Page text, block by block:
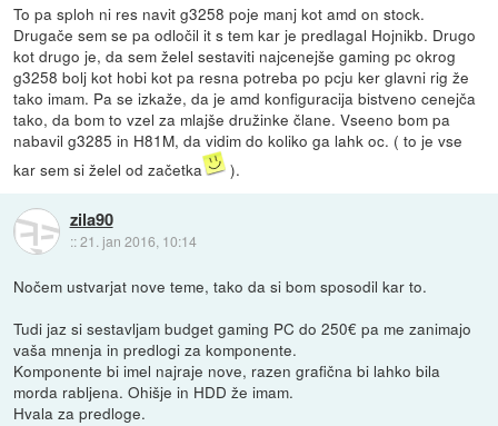
To pa sploh ni res navit g3258 poje manj kot amd on stock.
Drugače sem se pa odločil it s tem kar je predlagal Hojnikb. Drugo
kot drugo je, da sem želel sestaviti najcenejše gaming pc okrog
g3258 bolj kot hobi kot pa resna potreba po pcju ker glavni rig že
tako imam. Pa se izkaže, da je amd konfiguracija bistveno cenejča
tako, da bom to vzel za mlajše družinke člane. Vseeno bom pa
nabavil g3285 in H81M, da vidim do koliko ga lahk oc. ( to je vse
kar sem si želel od začetka
).
zila90
::21. jan 2016, 10:14
Nočem ustvarjat nove teme, tako da si bom sposodil kar to.
Tudi jaz si sestavljam budget gaming PC do 250€ pa me zanimajo
vaša mnenja in predlogi za komponente.
Komponente bi imel najraje nove, razen grafična bi lahko bila
morda rabljena. Ohišje in HDD že imam.
Hvala za predloge.